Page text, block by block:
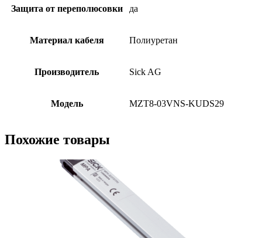
Защита от переполюсовки да
Материал кабеля Полиуретан
Производитель Sick AG
Модель MZT8-03VNS-KUDS29
Похожие товары